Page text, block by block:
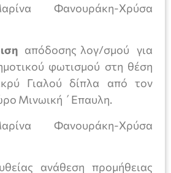
Φανουράκη-Χρύσα
απόδοσης λογ/σμού για
φωτισμού στη θέση
Γιαλού δίπλα από τον
Μινωική ΄Επαυλη.
Φανουράκη-Χρύσα
ανάθεση προμήθειας